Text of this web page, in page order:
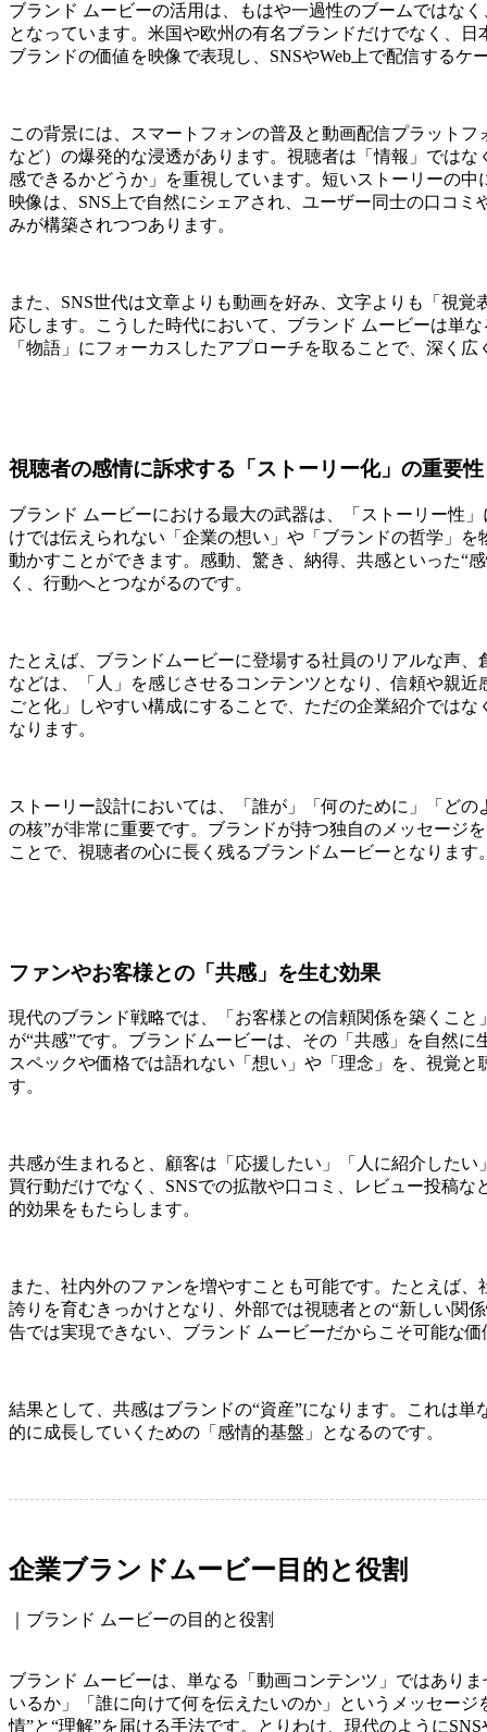
ブランド ムービーの活用は、もはや一過性のブームではな
となっています。米国や欧州の有名ブランドだけでなく、
ブランドの価値を映像で表現し、SNSやWeb上で配信するケ
この背景には、スマートフォンの普及と動画配信プラットフ
など）の爆発的な浸透があります。視聴者は「情報」では
感できるかどうか」を重視しています。短いストーリーの中
映像は、SNS上で自然にシェアされ、ユーザー同士の口コ
みが構築されつつあります。
また、SNS世代は文章よりも動画を好み、文字よりも「視
応します。こうした時代において、ブランド ムービーは単
「物語」にフォーカスしたアプローチを取ることで、深く
視聴者の感情に訴求する「ストーリー化」の重要性
ブランド ムービーにおける最大の武器は、「ストーリー性
けでは伝えられない「企業の想い」や「ブランドの哲学」
動かすことができます。感動、驚き、納得、共感といった“
く、行動へとつながるのです。
たとえば、ブランドムービーに登場する社員のリアルな声
などは、「人」を感じさせるコンテンツとなり、信頼や親
ごと化」しやすい構成にすることで、ただの企業紹介では
なります。
ストーリー設計においては、「誰が」「何のために」「ど
の核”が非常に重要です。ブランドが持つ独自のメッセージ
ことで、視聴者の心に長く残るブランドムービーとなります
ファンやお客様との「共感」を生む効果
現代のブランド戦略では、「お客様との信頼関係を築くこ
が“共感”です。ブランドムービーは、その「共感」を自然
スペックや価格では語れない「想い」や「理念」を、視覚
す。
共感が生まれると、顧客は「応援したい」「人に紹介した
買行動だけでなく、SNSでの拡散や口コミ、レビュー投稿
的効果をもたらします。
また、社内外のファンを増やすことも可能です。たとえば
誇りを育むきっかけとなり、外部では視聴者との“新しい関
告では実現できない、ブランド ムービーだからこそ可能な
結果として、共感はブランドの“資産”になります。これは
的に成長していくための「感情的基盤」となるのです。
企業ブランドムービー目的と役割
｜ブランド ムービーの目的と役割
ブランド ムービーは、単なる「動画コンテンツ」ではあり
いるか」「誰に向けて何を伝えたいのか」というメッセー
情”と“理解”を届ける手法です。とりわけ、現代のように